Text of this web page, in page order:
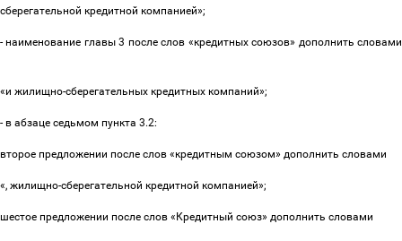
сберегательной кредитной компанией»;
- наименование главы 3 после слов «кредитных союзов» дополнить словами
«и жилищно-сберегательных кредитных компаний»;
- в абзаце седьмом пункта 3.2:
второе предложении после слов «кредитным союзом» дополнить словами
«, жилищно-сберегательной кредитной компанией»;
шестое предложении после слов «Кредитный союз» дополнить словами